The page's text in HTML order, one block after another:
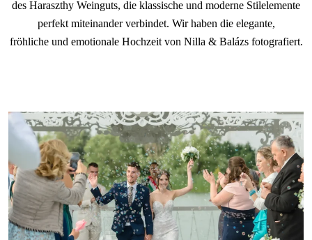
des Haraszthy Weinguts, die klassische und moderne Stilelemente
perfekt miteinander verbindet. Wir haben die elegante,
fröhliche und emotionale Hochzeit von Nilla & Balázs fotografiert.